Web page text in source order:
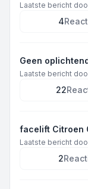
Laatste bericht
4
Geen
Laatste bericht
22
facelift Citroen
Laatste bericht
2